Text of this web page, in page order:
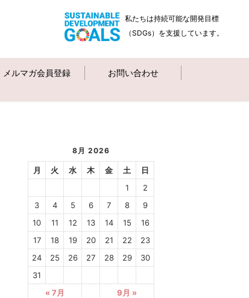
メルマガ会員登録 お問い合わせ
8月 2026
月 火 水 木 金 土
日
1
2
3
4 5 6 7 8
9
10
11 12 13 14 15
16
17
18 19 20 21 22
23
24
25 26 27 28 29
30
31
« 7月
9月 »
私たちは持続可能な開発目標
（SDGs）を支援しています。